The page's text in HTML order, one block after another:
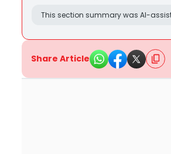
This section summary was AI-
Share Article